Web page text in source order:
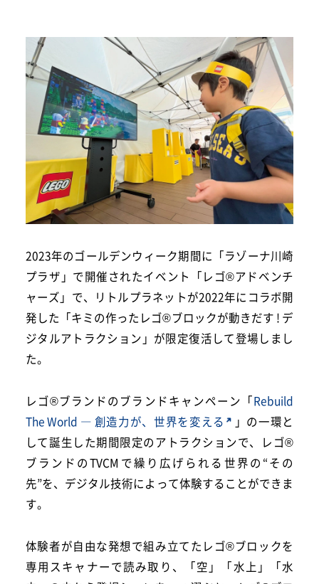
2023年のゴールデンウィーク期間に「ラゾーナ川崎
プラザ」で開催されたイベント「レゴ®アドベンチ
ャーズ」で、リトルプラネットが2022年にコラボ開
発した「キミの作ったレゴ®ブロックが動きだす ! デ
ジタルアトラクション」が限定復活して登場しまし
た。
レゴ®ブランドのブランドキャンペーン「Rebuild
The World ― 創造力が、世界を変える
」の一環と
して誕生した期間限定のアトラクションで、レゴ®
ブランドのTVCMで繰り広げられる世界の“その
先”を、デジタル技術によって体験することができま
す。
体験者が自由な発想で組み立てたレゴ®ブロックを
専用スキャナーで読み取り、「空」「水上」「水